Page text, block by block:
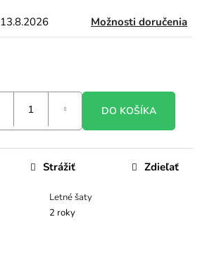
13.8.2026 Možnosti doručenia
DO KOŠÍKA
Letné šaty
2 roky
Strážiť Zdieľať